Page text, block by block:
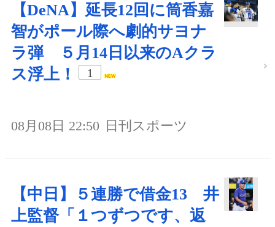
【DeNA】延長12回に筒香嘉
智がポール際へ劇的サヨナ
ラ弾 ５月14日以来のAクラ
ス浮上！
1
08月08日 22:50 日刊スポーツ
【中日】５連勝で借金13 井
上監督「１つずつです、返